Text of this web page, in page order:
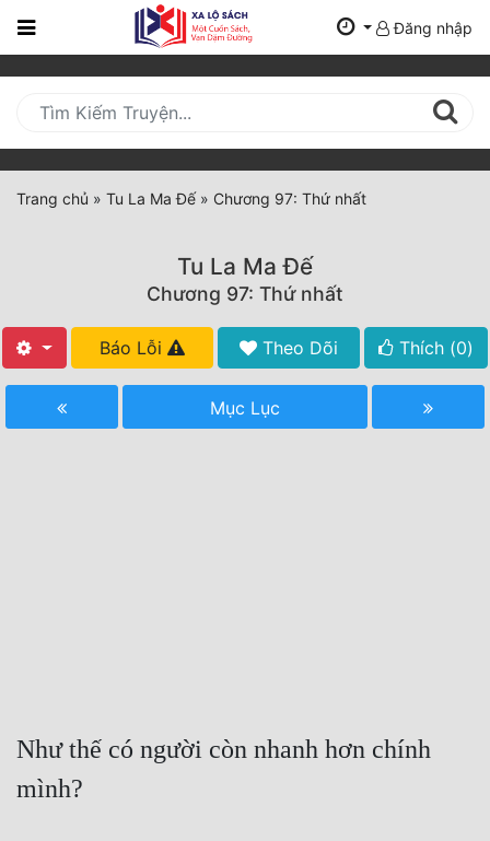
Trang
Mới
Cập
Nhật
(current)
Tất Cả
Truyện ngắn
Xa Lộ Dịch
Đăng nhập
Trang chủ » Tu La Ma Đế » Chương 97: Thứ nhất
Tu La Ma Đế
Chương 97: Thứ nhất
Báo Lỗi Theo Dõi Thích (0)
Mục Lục
Như thế có người còn nhanh hơn chính
mình?